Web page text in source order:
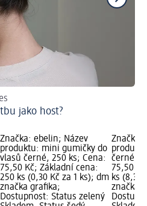
jako host?
Značka: ebelin; Název
produktu: mini gumičky do
vlasů černé, 250 ks; Cena:
75,50 Kč; Základní cena:
250 ks (0,30 Kč za 1 ks); dm
značka grafika;
Dostupnost: Status zelený
Značka:
černé, 9
75,50
ks (8,39
značka